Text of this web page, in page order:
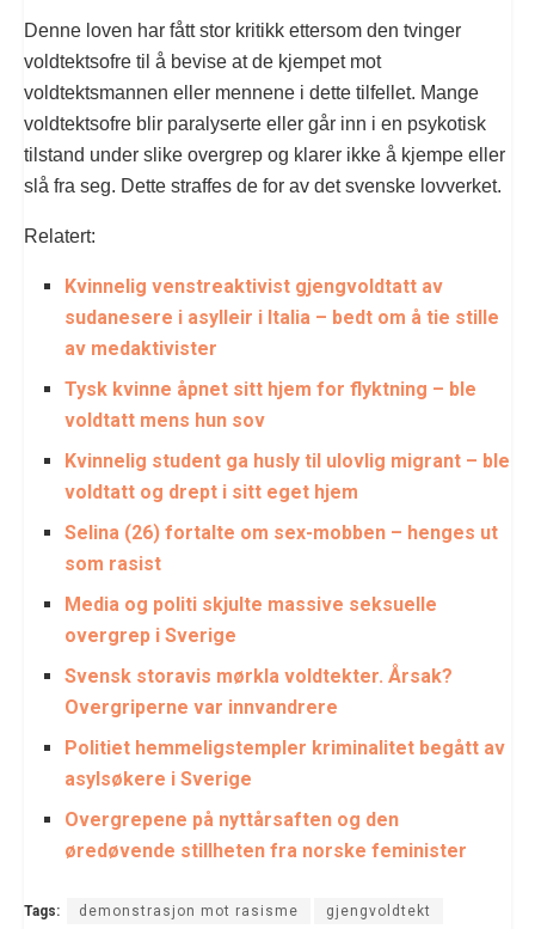
Denne loven har fått stor kritikk ettersom den tvinger
voldtektsofre til å bevise at de kjempet mot
voldtektsmannen eller mennene i dette tilfellet. Mange
voldtektsofre blir paralyserte eller går inn i en psykotisk
tilstand under slike overgrep og klarer ikke å kjempe eller
slå fra seg. Dette straffes de for av det svenske lovverket.
Relatert:
Kvinnelig venstreaktivist gjengvoldtatt av
sudanesere i asylleir i Italia – bedt om å tie stille
av medaktivister
Tysk kvinne åpnet sitt hjem for flyktning – ble
voldtatt mens hun sov
Kvinnelig student ga husly til ulovlig migrant – ble
voldtatt og drept i sitt eget hjem
Selina (26) fortalte om sex-mobben – henges ut
som rasist
Media og politi skjulte massive seksuelle
overgrep i Sverige
Svensk storavis mørkla voldtekter. Årsak?
Overgriperne var innvandrere
Politiet hemmeligstempler kriminalitet begått av
asylsøkere i Sverige
Overgrepene på nyttårsaften og den
øredøvende stillheten fra norske feminister
Tags: demonstrasjon mot rasisme gjengvoldtekt